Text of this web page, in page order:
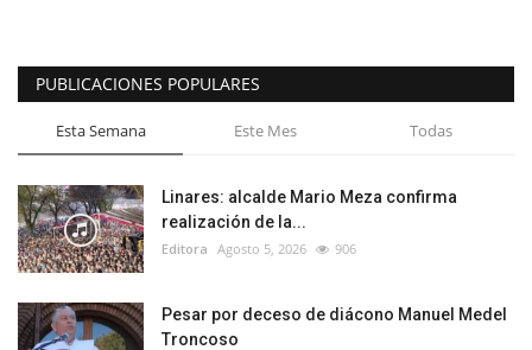
PUBLICACIONES POPULARES
Esta Semana Este Mes Todas
Linares: alcalde Mario Meza confirma
realización de la...
Editora Agosto 5, 2026 906
Pesar por deceso de diácono Manuel Medel
Troncoso